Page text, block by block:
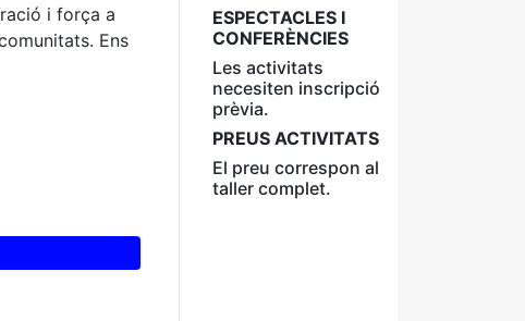
i força a
Ens
ESPECTACLES I
CONFERÈNCIES
Les activitats
necesiten inscripció
prèvia.
PREUS ACTIVITATS
El preu correspon al
taller complet.